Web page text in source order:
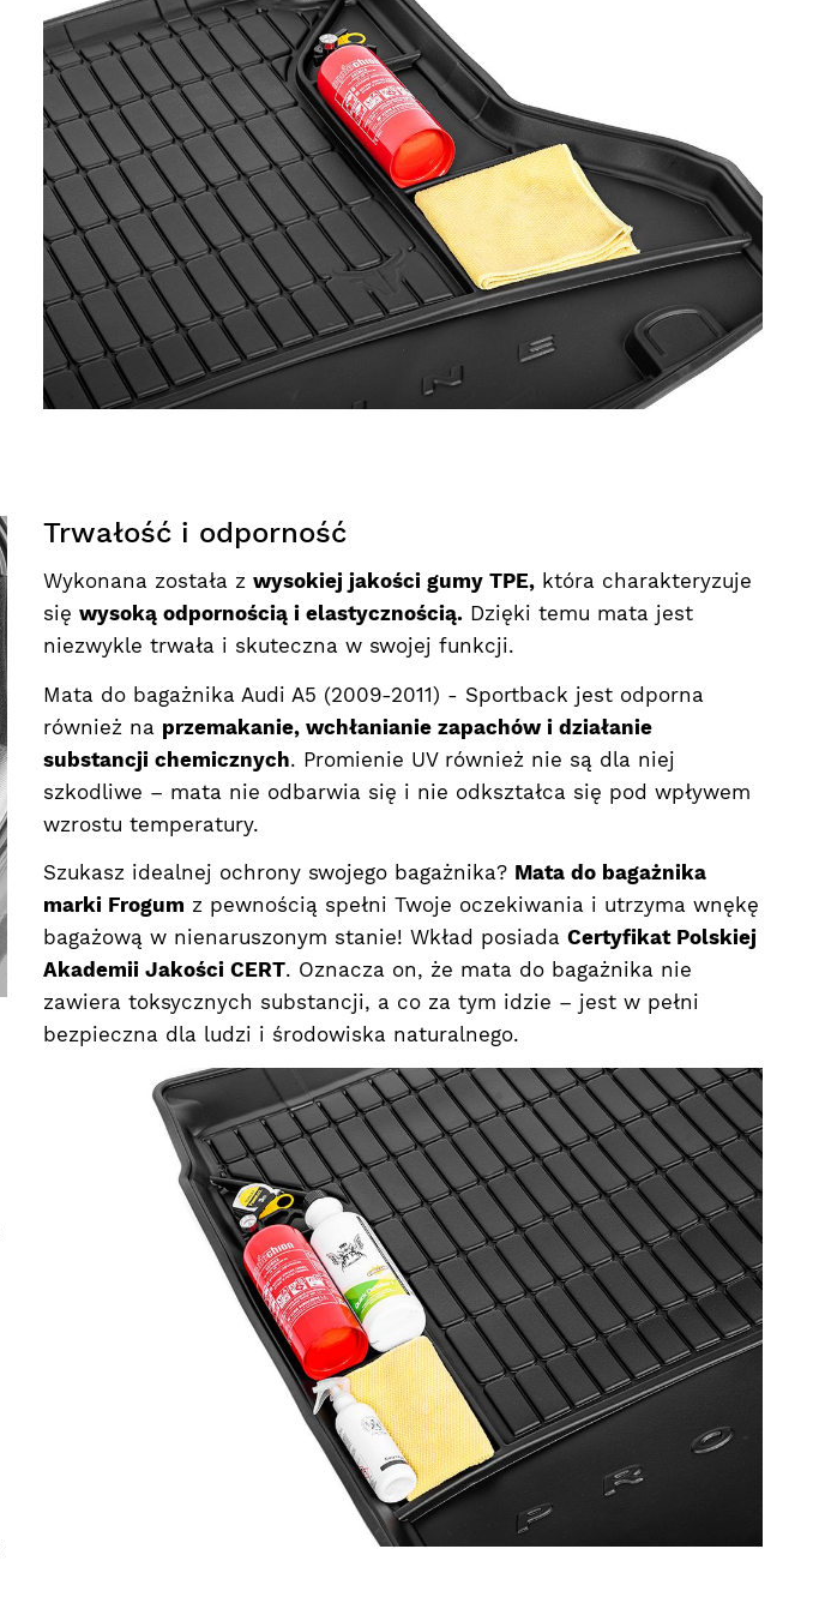
Trwałość i odporność
Wykonana została z wysokiej jakości gumy TPE, która charakteryzuje
się wysoką odpornością i elastycznością. Dzięki temu mata jest
niezwykle trwała i skuteczna w swojej funkcji.
Mata do bagażnika Audi A5 (2009-2011) - Sportback jest odporna
również na przemakanie, wchłanianie zapachów i działanie
substancji chemicznych. Promienie UV również nie są dla niej
szkodliwe – mata nie odbarwia się i nie odkształca się pod wpływem
wzrostu temperatury.
Szukasz idealnej ochrony swojego bagażnika? Mata do bagażnika
marki Frogum z pewnością spełni Twoje oczekiwania i utrzyma wnękę
bagażową w nienaruszonym stanie! Wkład posiada Certyfikat Polskiej
Akademii Jakości CERT. Oznacza on, że mata do bagażnika nie
zawiera toksycznych substancji, a co za tym idzie – jest w pełni
bezpieczna dla ludzi i środowiska naturalnego.